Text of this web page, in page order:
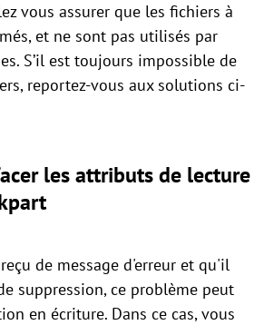
vous assurer que les fichiers à
et ne sont pas utilisés par
S’il est toujours impossible de
reportez-vous aux solutions ci-
les attributs de lecture
reçu de message d'erreur et qu'il
suppression, ce problème peut
en écriture. Dans ce cas, vous